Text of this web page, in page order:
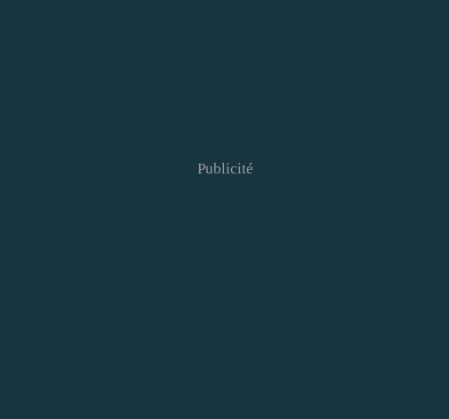
Publicité